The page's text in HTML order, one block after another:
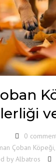
0
Çoban Köpeği
by Albatros